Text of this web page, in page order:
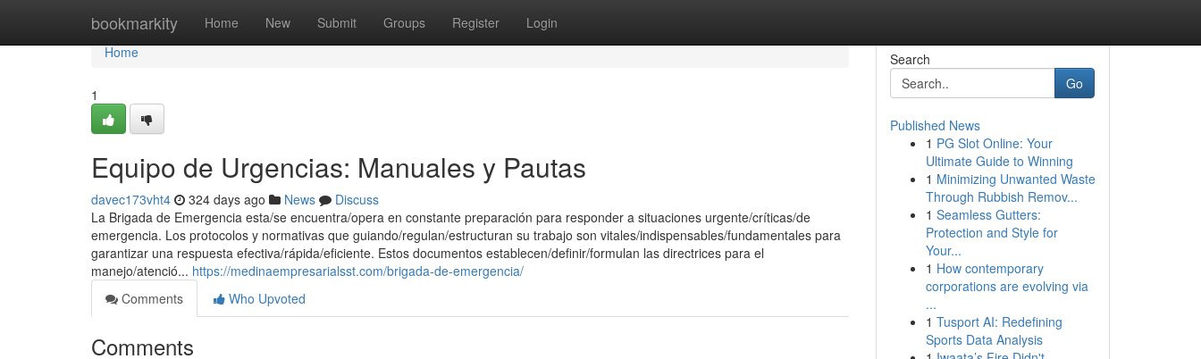
bookmarkity Home New Submit Groups Register Login
Home
Home
1
Equipo de Urgencias: Manuales y Pautas
davec173vht4 324 days ago News
Discuss
La Brigada de Emergencia esta/se encuentra/opera en constante preparación para responder a situaciones urgente/críticas/de
emergencia. Los protocolos y normativas que guiando/regulan/estructuran su trabajo son vitales/indispensables/fundamentales para
garantizar una respuesta efectiva/rápida/eficiente. Estos documentos establecen/definir/formulan las directrices para el
manejo/atenció... https://medinaempresarialsst.com/brigada-de-emergencia/
Comments
Who Upvoted
Comments
Search
Go
Published News
1 PG Slot Online: Your
Ultimate Guide to Winning
1 Minimizing Unwanted Waste
Through Rubbish Remov...
1 Seamless Gutters:
Protection and Style for
Your...
1 How contemporary
corporations are evolving via
...
1 Tusport AI: Redefining
Sports Data Analysis